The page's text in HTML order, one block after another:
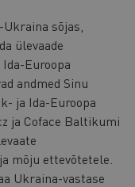
sõjas,
ülevaade
Euroopa
andmed Sinu
ja Ida-Euroopa
ja Coface Baltikumi
mõju ettevõtetele.
Ukraina-vastase